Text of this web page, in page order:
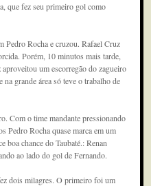
que fez seu primeiro gol como
Pedro Rocha e cruzou. Rafael Cruz
Porém, 10 minutos mais tarde,
um escorregão do zagueiro
grande área só teve o trabalho de
Com o time mandante pressionando
Pedro Rocha quase marca em um
boa chance do Taubaté.: Renan
ao lado do gol de Fernando.
dois milagres. O primeiro foi um